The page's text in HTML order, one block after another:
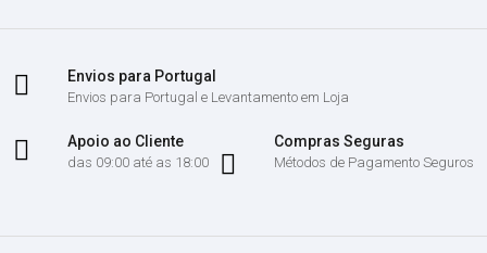
Envios para Portugal
Envios para Portugal e Levantamento em Loja
Apoio ao Cliente
das 09:00 até as 18:00
Compras Seguras
Métodos de Pagamento Seguros